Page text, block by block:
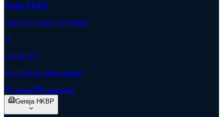
Radio HKBP
Streaming siaran langsung
HKBP TV
Khotbah & video rohani
Donasi Kolportase
Gereja HKBP